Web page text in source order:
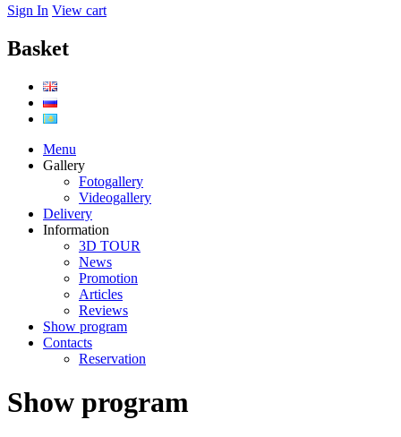
Sign In View cart
Basket
Menu
Gallery
Fotogallery
Videogallery
Delivery
Information
3D TOUR
News
Promotion
Articles
Reviews
Show program
Contacts
Reservation
Show program